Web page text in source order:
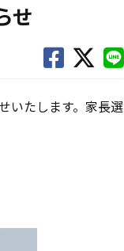
せ
いたします。家長選